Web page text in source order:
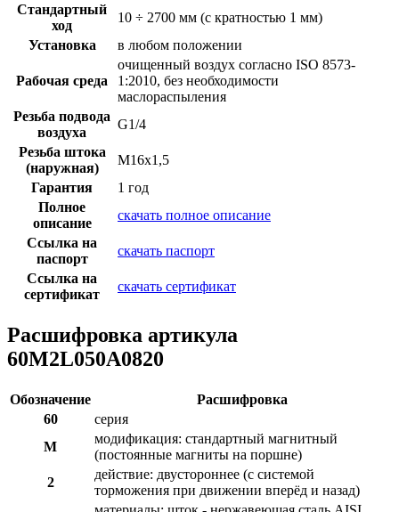
Стандартный
ход
10 ÷ 2700 мм (с кратностью 1 мм)
Установка
в любом положении
Рабочая среда
очищенный воздух согласно ISO 8573-
1:2010, без необходимости
маслораспыления
Резьба подвода
воздуха
G1/4
Резьба штока
(наружная)
M16x1,5
Гарантия
1 год
Полное
описание
скачать полное описание
Ссылка на
паспорт
скачать паспорт
Ссылка на
сертификат
скачать сертификат
Расшифровка артикула
60M2L050A0820
Обозначение
Расшифровка
60
серия
M
модификация: стандартный магнитный
(постоянные магниты на поршне)
2
действие: двустороннее (с системой
торможения при движении вперёд и назад)